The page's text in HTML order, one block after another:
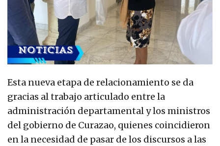
Esta nueva etapa de relacionamiento se da
gracias al trabajo articulado entre la
administración departamental y los ministros
del gobierno de Curazao, quienes coincidieron
en la necesidad de pasar de los discursos a las